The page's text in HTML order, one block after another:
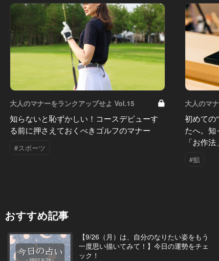
大人のマナーをランクアップせよ Vol.15
知らないと恥ずかしい！コースデビューす
る前に押さえておくべきゴルフのマナー
#スポーツ
大人のマ
初めての
たへ。
「お作
#鮨
おすすめ記事
【9/26（月）は、自分のなりたい姿をもう
一度思い描いてみて！】今日の運勢をチェ
ック！